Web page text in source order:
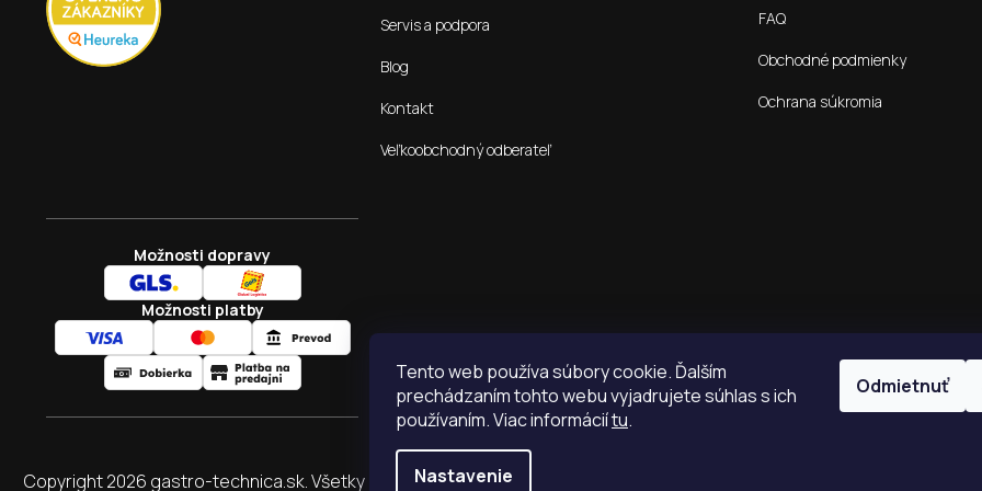
Tento web používa súbory cookie. Ďalším
prechádzaním tohto webu vyjadrujete súhlas s ich
používaním. Viac informáciítu.
Nastavenie
Odmietnuť
Servis a podpora
Blog
Kontakt
Veľkoobchodný odberateľ
FAQ
Obchodné podmienky
Ochrana súkromia
Možnosti dopravy
Možnosti platby
Copyright 2026 gastro-technica.sk. Všetky práva vyhradené.